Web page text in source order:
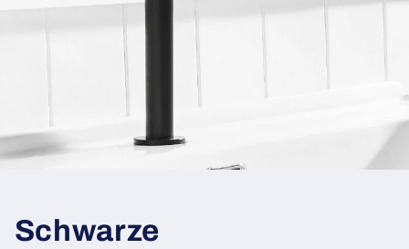
Schwarze